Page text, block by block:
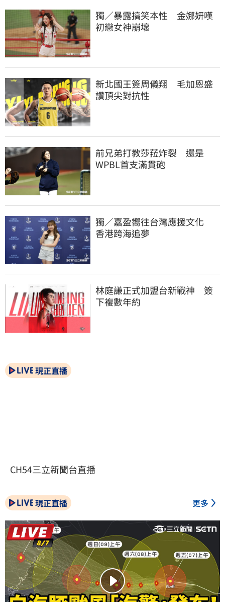
獨／暴露搞笑本性　金娜妍嘆
初戀女神崩壞
新北國王簽周儀翔　毛加恩盛
讚頂尖對抗性
前兄弟打教莎菈炸裂　還是
WPBL首支滿貫砲
獨／嘉盈嚮往台灣應援文化
香港跨海追夢
林庭謙正式加盟台新戰神　簽
下複數年約
現正直播
CH54三立新聞台直播
現正直播 更多